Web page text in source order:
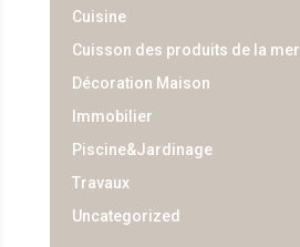
Cuisine
Cuisson des produits de la mer
Décoration Maison
Immobilier
Piscine&Jardinage
Travaux
Uncategorized